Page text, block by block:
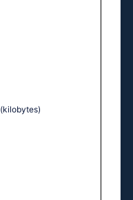
(kilobytes)